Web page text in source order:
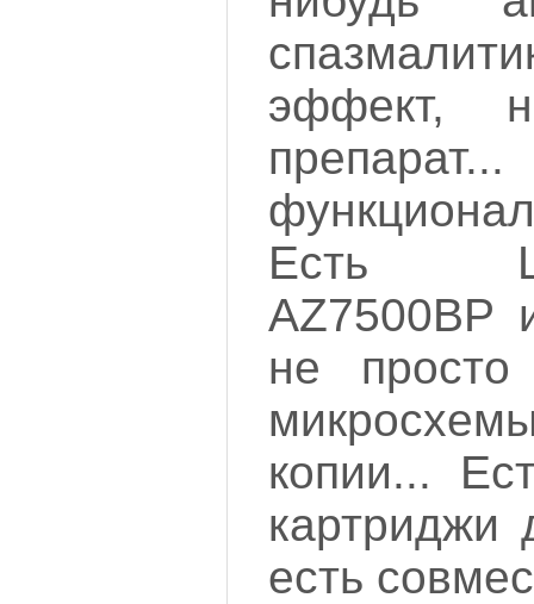
эффект,
Есть
AZ7500BP
не просто
копии...
картриджи
есть